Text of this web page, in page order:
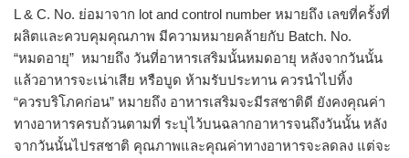
L & C. No. ย่อมาจาก lot and control number หมายถึง เลขที่ครั้งที่
ผลิตและควบคุมคุณภาพ มีความหมายคล้ายกับ Batch. No.
“หมดอายุ” หมายถึง วันที่อาหารเสริมนั้นหมดอายุ หลังจากวันนั้น
แล้วอาหารจะเน่าเสีย หรือบูด ห้ามรับประทาน ควรนำไปทิ้ง
“ควรบริโภคก่อน” หมายถึง อาหารเสริมจะมีรสชาติดี ยังคงคุณค่า
ทางอาหารครบถ้วนตามที่ ระบุไว้บนฉลากอาหารจนถึงวันนั้น หลัง
จากวันนั้นไปรสชาติ คุณภาพและคุณค่าทางอาหารจะลดลง แต่จะ